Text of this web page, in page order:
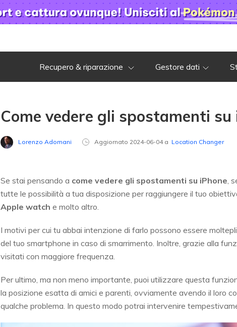
Recupero & riparazione Gestore dati
Come vedere gli spostamenti su
Lorenzo Adomani Aggiornato 2024-06-04 a Location Changer
Se stai pensando a come vedere gli spostamenti su iPhone,
tutte le possibilità a tua disposizione per raggiungere il tuo
Apple watch e molto altro.
I motivi per cui tu abbai intenzione di farlo possono essere
del tuo smartphone in caso di smarrimento. Inoltre, grazie alla
visitati con maggiore frequenza.
Per ultimo, ma non meno importante, puoi utilizzare questa
la posizione esatta di amici e parenti, ovviamente avendo il loro
qualche problema. In questo modo potrai intervenire